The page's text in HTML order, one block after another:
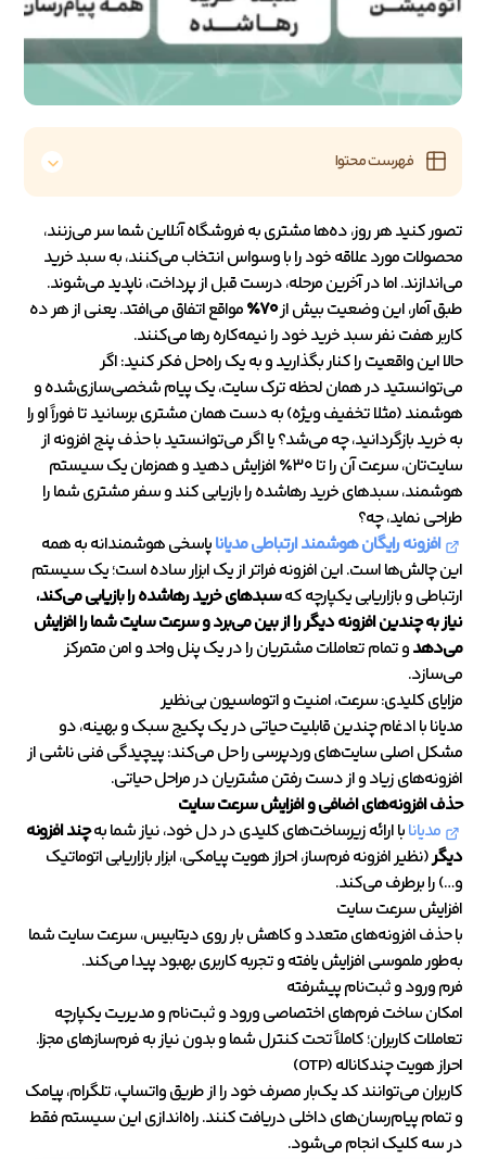
فهرست محتوا
تصور کنید هر روز، ده‌ها مشتری به فروشگاه آنلاین شما سر می‌زنند،
محصولات مورد علاقه خود را با وسواس انتخاب می‌کنند، به سبد خرید
می‌اندازند. اما در آخرین مرحله، درست قبل از پرداخت، ناپدید می‌شوند.
طبق آمار، این وضعیت بیش از۷۰٪
مواقع اتفاق می‌افتد. یعنی از هر ده
کاربر هفت نفر سبد خرید خود را نیمه‌کاره رها می‌کنند.
حالا این واقعیت را کنار بگذارید و به یک راه‌حل فکر کنید: اگر
می‌توانستید در همان لحظه ترک سایت، یک پیام شخصی‌سازی‌شده و
هوشمند (مثلا تخفیف ویژه) به دست همان مشتری برسانید تا فوراً او را
به خرید بازگردانید، چه می‌شد؟ یا اگر می‌توانستید با حذف پنج افزونه از
سایت‌تان، سرعت آن را تا ۳۰٪ افزایش دهید و همزمان یک سیستم
هوشمند، سبدهای خرید رهاشده را بازیابی کند و سفر مشتری شما را
طراحی نماید، چه؟
افزونه رایگان هوشمند ارتباطی مدیاناپاسخی هوشمندانه به همه
این چالش‌ها است. این افزونه فراتر از یک ابزار ساده است؛ یک سیستم
ارتباطی و بازاریابی یکپارچه کهسبدهای خرید رهاشده را بازیابی می‌کند،
نیاز به چندین افزونه دیگر را از بین می‌برد و سرعت سایت شما را افزایش
می‌دهدو تمام تعاملات مشتریان را در یک پنل واحد و امن متمرکز
می‌سازد.
مزایای کلیدی: سرعت، امنیت و اتوماسیون بی‌نظیر
مدیانا با ادغام چندین قابلیت حیاتی در یک پکیج سبک و بهینه، دو
مشکل اصلی سایت‌های وردپرسی را حل می‌کند: پیچیدگی فنی ناشی از
افزونه‌های زیاد و از دست رفتن مشتریان در مراحل حیاتی.
حذف افزونه‌های اضافی و افزایش سرعت سایت
مدیانابا ارائه زیرساخت‌های کلیدی در دل خود، نیاز شما بهچند افزونه
دیگر(نظیر افزونه فرم‌ساز، احراز هویت پیامکی، ابزار بازاریابی اتوماتیک
و…) را برطرف می‌کند.
افزایش سرعت سایت
با حذف افزونه‌های متعدد و کاهش بار روی دیتابیس، سرعت سایت شما
به‌طور ملموسی افزایش یافته و تجربه کاربری بهبود پیدا می‌کند.
فرم ورود و ثبت‌نام پیشرفته
امکان ساخت فرم‌های اختصاصی ورود و ثبت‌نام و مدیریت یکپارچه
تعاملات کاربران؛ کاملاً تحت کنترل شما و بدون نیاز به فرم‌سازهای مجزا.
احراز هویت چندکاناله (OTP)
کاربران می‌توانند کد یک‌بار مصرف خود را از طریق واتساپ، تلگرام، پیامک
و تمام پیام‌رسان‌های داخلی دریافت کنند. راه‌اندازی این سیستم فقط
در سه کلیک انجام می‌شود.